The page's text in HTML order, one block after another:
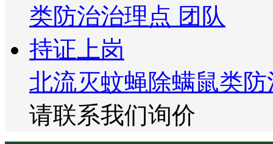
北流灭蚊蝇除螨鼠类
请联系我们询价